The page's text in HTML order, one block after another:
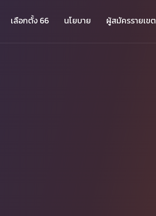
เลือกตั้ง 66 นโยบาย ผู้สมัครรายเขต